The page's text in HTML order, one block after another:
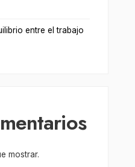
entre el trabajo
mostrar.